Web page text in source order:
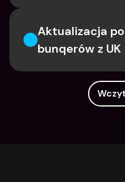
Aktualizacja
bunqerów z UK